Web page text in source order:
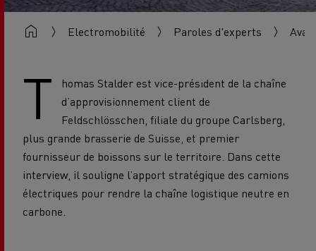
Electromobilité Paroles d'experts
T
homas Stalder est vice-président de la chaîne
d’approvisionnement client de
Feldschlösschen, filiale du groupe Carlsberg,
plus grande brasserie de Suisse, et premier
fournisseur de boissons sur le territoire. Dans cette
interview, il souligne l’apport stratégique des camions
électriques pour rendre la chaîne logistique neutre en
carbone.